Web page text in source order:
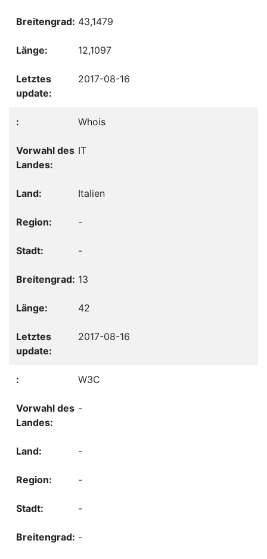
43,1479
12,1097
2017-08-16
Whois
IT
Italien
-
-
13
42
2017-08-16
W3C
-
-
-
-
-